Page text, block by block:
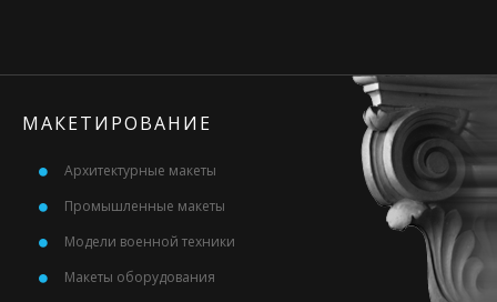
МАКЕТИРОВАНИЕ
Архитектурные макеты
Промышленные макеты
Модели военной техники
Макеты оборудования